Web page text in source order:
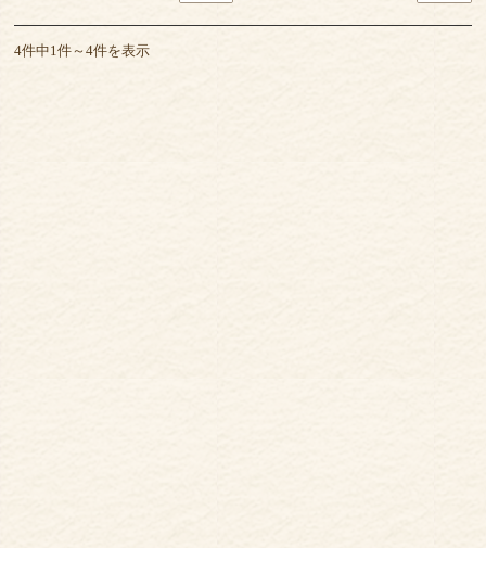
4件中1件～4件を表示